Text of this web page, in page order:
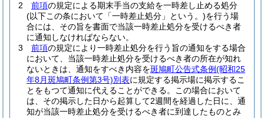
2
前項の規定による期末手当の支給を一時差し止める処分
(以下この条において「一時差止処分」という。)を行う場
合には、その旨を書面で当該一時差止処分を受けるべき者
に通知しなければならない。
3
前項の規定により一時差止処分を行う旨の通知をする場合
において、当該一時差止処分を受けるべき者の所在が知れ
ないときは、通知をすべき内容を斑鳩町公告式条例(昭和25
年8月斑鳩町条例第3号)別表に規定する掲示場に掲示するこ
とをもつて通知に代えることができる。
この場合において
は、その掲示した日から起算して2週間を経過した日に、通
知が当該一時差止処分を受けるべき者に到達したものとみ